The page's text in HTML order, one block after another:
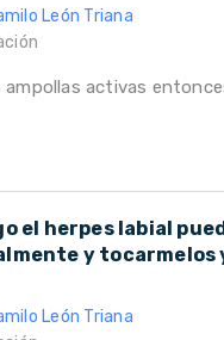
León Triana
activas
el herpes labial
y tocarmelos
León Triana